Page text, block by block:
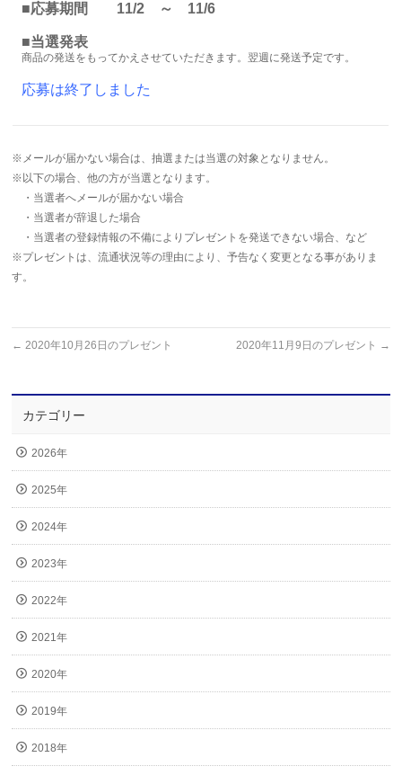
■応募期間 11/2 ～ 11/6
■当選発表
商品の発送をもってかえさせていただきます。翌週に発送予定です。
応募は終了しました
※メールが届かない場合は、抽選または当選の対象となりません。
※以下の場合、他の方が当選となります。
・当選者へメールが届かない場合
・当選者が辞退した場合
・当選者の登録情報の不備によりプレゼントを発送できない場合、など
※プレゼントは、流通状況等の理由により、予告なく変更となる事がありま
す。
← 2020年10月26日のプレゼント 2020年11月9日のプレゼント →
カテゴリー
2026年
2025年
2024年
2023年
2022年
2021年
2020年
2019年
2018年